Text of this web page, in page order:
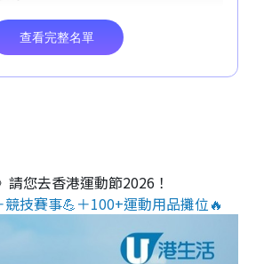
請您去香港運動節2026！
技賽事💪＋100+運動用品攤位🔥